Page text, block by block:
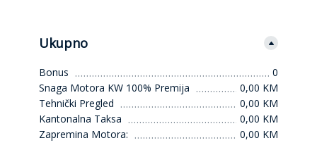
Ukupno
Bonus
0
Snaga Motora KW 100% Premija
0,00 KM
Tehnički Pregled
0,00 KM
Kantonalna Taksa
0,00 KM
Zapremina Motora:
0,00 KM